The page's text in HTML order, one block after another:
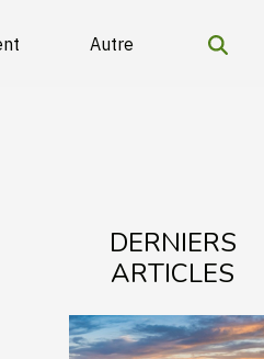
Autre
DERNIERS
ARTICLES